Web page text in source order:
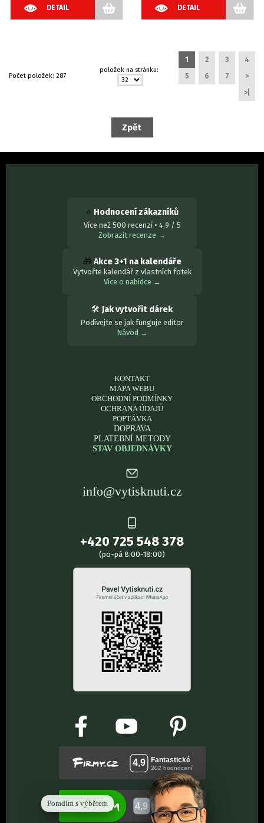
DETAIL DETAIL
Počet položek: 287
položek na stránku:
1 2 3
4
5
6 7
>
>|
Poradím s výběrem
⭐ Hodnocení zákazníků
Více než 500 recenzí • 4,9 / 5
Zobrazit recenze →
🎁 Akce 3+1 na kalendáře
Vytvořte kalendář z vlastních fotek
Více o nabídce →
🛠 Jak vytvořit dárek
Podívejte se jak funguje editor
Návod →
KONTAKT
MAPA WEBU
OBCHODNÍ PODMÍNKY
OCHRANA ÚDAJŮ
POPTÁVKA
DOPRAVA
PLATEBNÍ METODY
STAV OBJEDNÁVKY
info@vytisknuti.cz
+420 725 548 378
(po-pá 8:00-18:00)